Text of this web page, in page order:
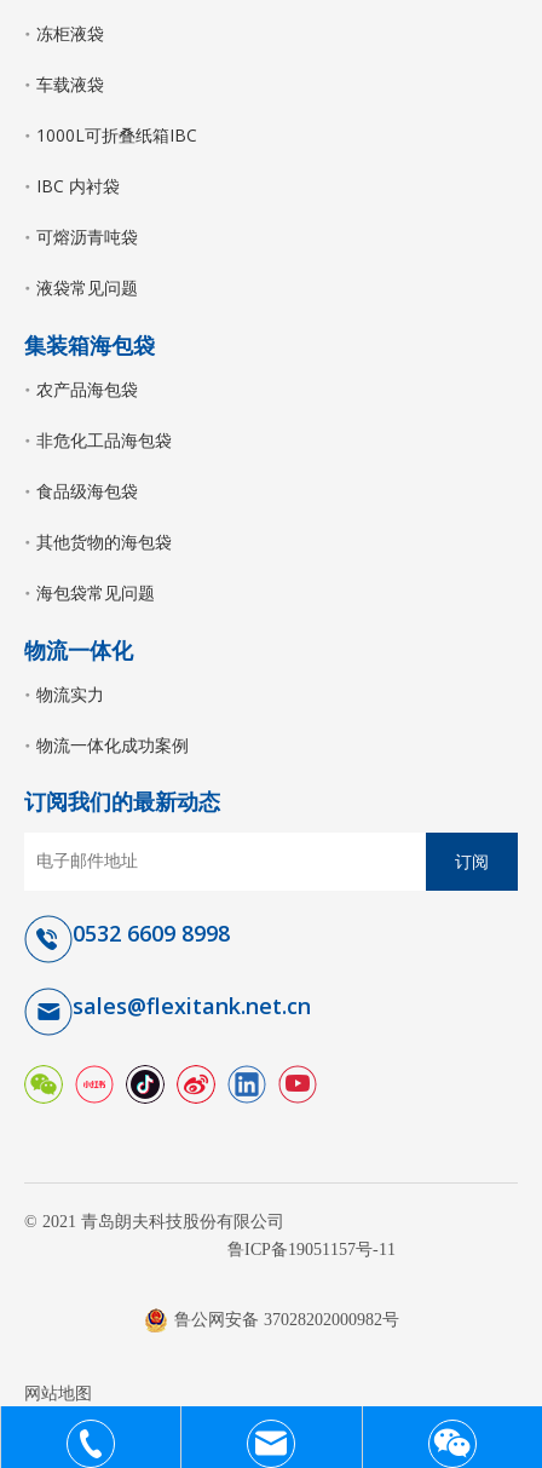
冻柜液袋
车载液袋
1000L可折叠纸箱IBC
IBC 内衬袋
可熔沥青吨袋
液袋常见问题
集装箱海包袋
农产品海包袋
非危化工品海包袋
食品级海包袋
其他货物的海包袋
海包袋常见问题
物流一体化
物流实力
物流一体化成功案例
订阅我们的最新动态
订阅
0532 6609 8998
sales@flexitank.net.cn
© 2021 青岛朗夫科技股份有限公司
鲁ICP备19051157号-11
鲁公网安备 37028202000982号
网站地图